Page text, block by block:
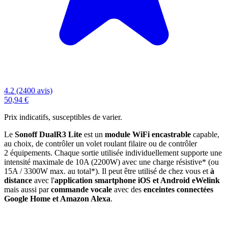
4.2 (2400 avis)
50,94 €
Prix indicatifs, susceptibles de varier.
Le Sonoff DualR3 Lite est un module WiFi encastrable capable,
au choix, de contrôler un volet roulant filaire ou de contrôler
2 équipements. Chaque sortie utilisée individuellement supporte une
intensité maximale de 10A (2200W) avec une charge résistive* (ou
15A / 3300W max. au total*). Il peut être utilisé de chez vous et à
distance avec l'application smartphone iOS et Android eWelink
mais aussi parcommande vocale avec des enceintes connectées
Google Home et Amazon Alexa.